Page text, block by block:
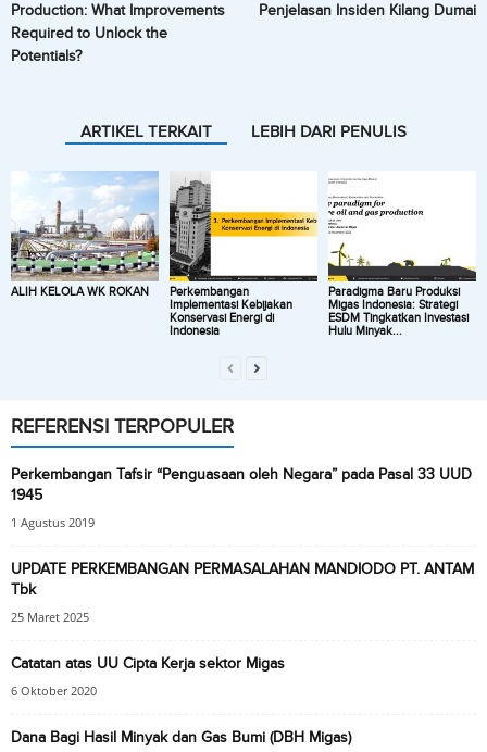
Production: What Improvements
Required to Unlock the
Potentials?
Penjelasan Insiden Kilang Dumai
ARTIKEL TERKAIT LEBIH DARI PENULIS
ALIH KELOLA WK ROKAN
Perkembangan
Implementasi Kebijakan
Konservasi Energi di
Indonesia
Paradigma Baru Produksi
Migas Indonesia: Strategi
ESDM Tingkatkan Investasi
Hulu Minyak...
REFERENSI TERPOPULER
Perkembangan Tafsir “Penguasaan oleh Negara” pada Pasal 33 UUD
1945
1 Agustus 2019
UPDATE PERKEMBANGAN PERMASALAHAN MANDIODO PT. ANTAM
Tbk
25 Maret 2025
Catatan atas UU Cipta Kerja sektor Migas
6 Oktober 2020
Dana Bagi Hasil Minyak dan Gas Bumi (DBH Migas)